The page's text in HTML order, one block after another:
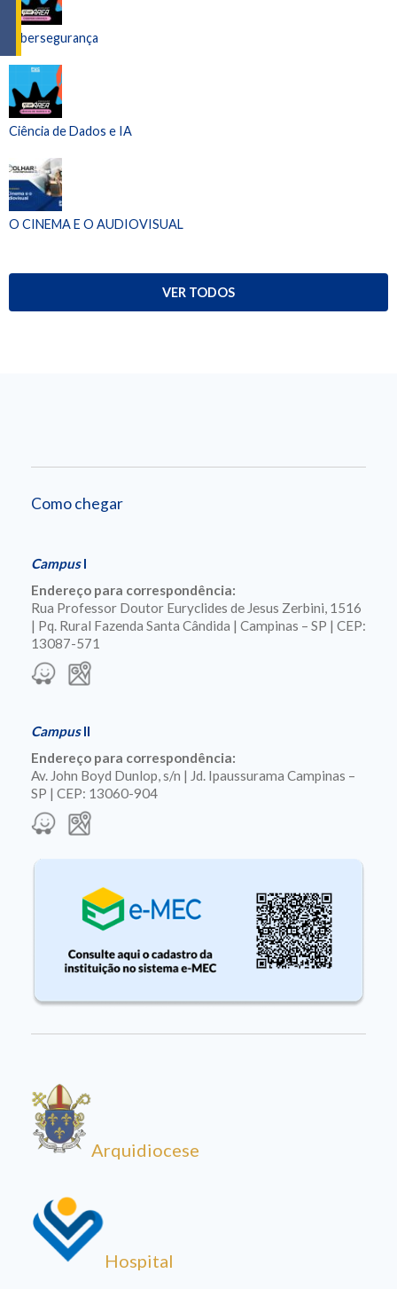
Cibersegurança
Ciência de Dados e IA
O CINEMA E O AUDIOVISUAL
VER TODOS
Como chegar
CampusI
Endereço para correspondência:
Rua Professor Doutor Euryclides de Jesus Zerbini, 1516
| Pq. Rural Fazenda Santa Cândida | Campinas – SP | CEP:
13087-571
CampusII
Endereço para correspondência:
Av. John Boyd Dunlop, s/n | Jd. Ipaussurama Campinas –
SP | CEP: 13060-904
Arquidiocese
Hospital